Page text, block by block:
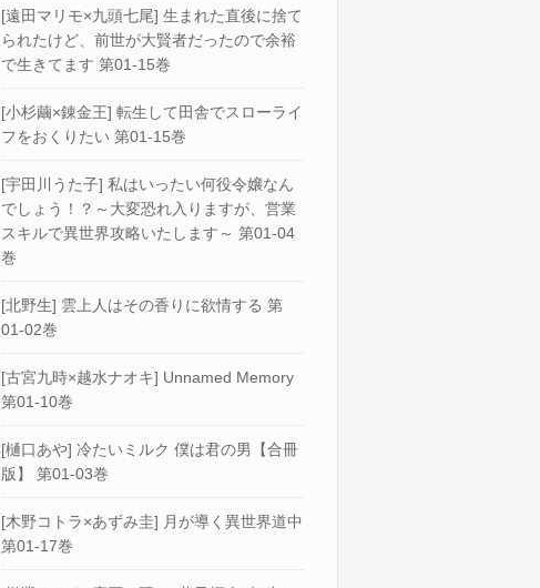
[遠田マリモ×九頭七尾] 生まれた直後に捨て
られたけど、前世が大賢者だったので余裕
で生きてます 第01-15巻
[小杉繭×錬金王] 転生して田舎でスローライ
フをおくりたい 第01-15巻
[宇田川うた子] 私はいったい何役令嬢なん
でしょう！？～大変恐れ入りますが、営業
スキルで異世界攻略いたします～ 第01-04
巻
[北野生] 雲上人はその香りに欲情する 第
01-02巻
[古宮九時×越水ナオキ] Unnamed Memory
第01-10巻
[樋口あや] 冷たいミルク 僕は君の男【合冊
版】 第01-03巻
[木野コトラ×あずみ圭] 月が導く異世界道中
第01-17巻